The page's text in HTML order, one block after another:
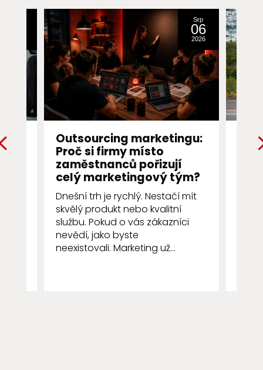
Srp
06
2026
Outsourcing marketingu:
Proč si firmy místo
zaměstnanců pořizují
celý marketingový tým?
Dnešní trh je rychlý. Nestačí mít
skvělý produkt nebo kvalitní
službu. Pokud o vás zákazníci
nevědí, jako byste
neexistovali. Marketing už...